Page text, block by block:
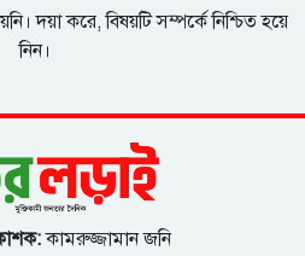
দয়া করে, বিষয়টি সম্পর্কে নিশ্চিত হয়ে
নিন।
কামরুজ্জামান জনি